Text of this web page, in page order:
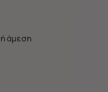
άμεση